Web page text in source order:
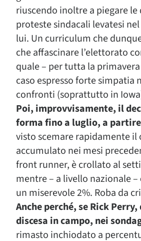
riuscendo inoltre a piegare le
proteste sindacali levatesi
lui. Un curriculum che
che affascinare l’elettorato
quale – per tutta la primavera
caso espresso forte simpatia
confronti (soprattutto in
Poi, improvvisamente, il
forma fino a luglio, a partire
visto scemare rapidamente il
accumulato nei mesi
front runner, è crollato al
mentre – a livello nazionale
un miserevole 2%. Roba da
Anche perché, se Rick
discesa in campo, nei
rimasto inchiodato a